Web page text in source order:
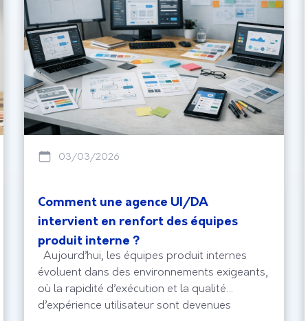
03/03/2026
Comment une agence UI/DA
intervient en renfort des équipes
produit interne ?
Aujourd’hui, les équipes produit internes
évoluent dans des environnements exigeants,
où la rapidité d’exécution et la qualité
d’expérience utilisateur sont devenues